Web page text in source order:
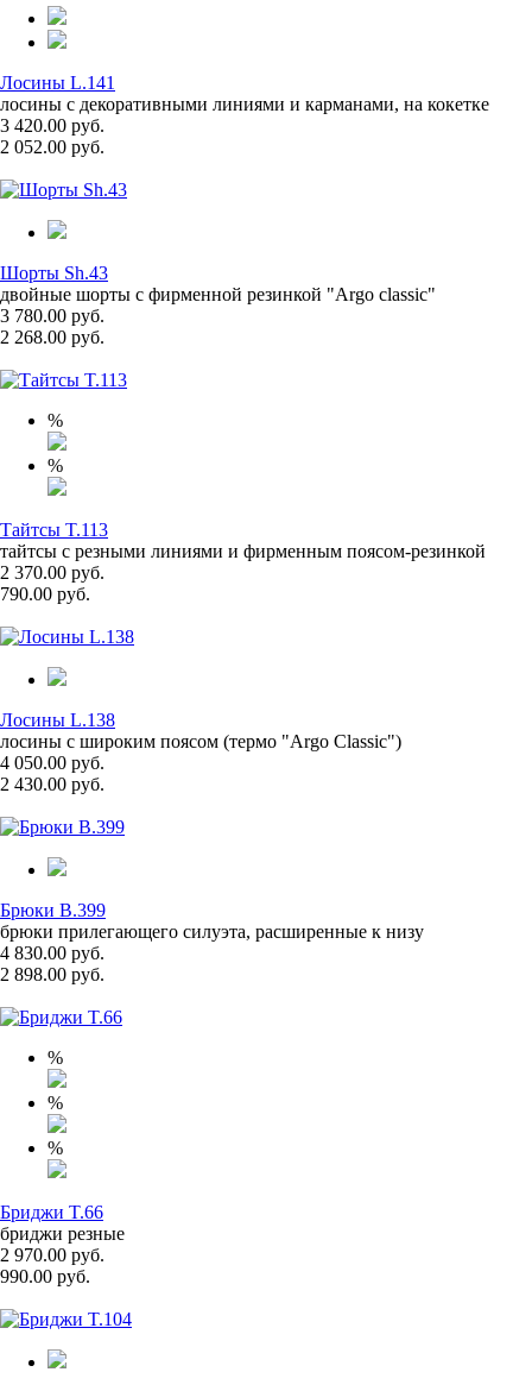
Лосины L.141
лосины с декоративными линиями и карманами, на кокетке
3 420.00 руб.
2 052.00 руб.
Шорты Sh.43
двойные шорты с фирменной резинкой "Argo classic"
3 780.00 руб.
2 268.00 руб.
%
%
Тайтсы T.113
тайтсы с резными линиями и фирменным поясом-резинкой
2 370.00 руб.
790.00 руб.
Лосины L.138
лосины с широким поясом (термо "Argo Classic")
4 050.00 руб.
2 430.00 руб.
Брюки B.399
брюки прилегающего силуэта, расширенные к низу
4 830.00 руб.
2 898.00 руб.
%
%
%
Бриджи T.66
бриджи резные
2 970.00 руб.
990.00 руб.